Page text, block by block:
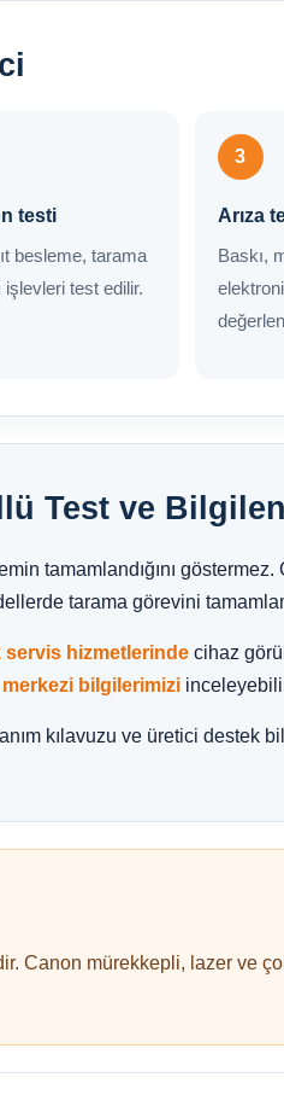
testi
besleme, tarama
işlevleri test edilir.
3
Arıza
Baskı,
Test ve
tamamlandığını göstermez.
tarama görevini
servis hizmetlerinde cihaz
bilgilerimizi
kılavuzu ve üretici destek
Canon mürekkepli, lazer ve